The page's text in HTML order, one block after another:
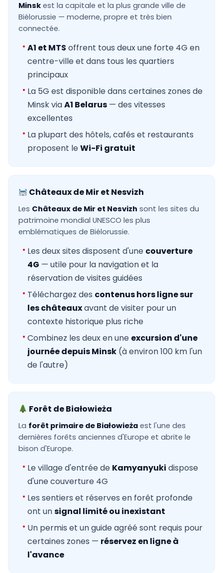
Minsk est la capitale et la plus grande ville de
Biélorussie — moderne, propre et très bien
connectée.
A1 et MTS offrent tous deux une forte 4G en
centre-ville et dans tous les quartiers
principaux
La 5G est disponible dans certaines zones de
Minsk viaA1 Belarus — des vitesses
excellentes
La plupart des hôtels, cafés et restaurants
proposent leWi-Fi gratuit
Châteaux de Mir et Nesvizh
Les Châteaux de Mir et Nesvizh sont les sites du
patrimoine mondial UNESCO les plus
emblématiques de Biélorussie.
Les deux sites disposent d'une couverture
4G — utile pour la navigation et la
réservation de visites guidées
Téléchargez des contenus hors ligne sur
les châteauxavant de visiter pour un
contexte historique plus riche
Combinez les deux en une excursion d'une
journée depuis Minsk (à environ 100 km l'un
de l'autre)
Forêt de Białowieża
La forêt primaire de Białowieża est l'une des
dernières forêts anciennes d'Europe et abrite le
bison d'Europe.
Le village d'entrée de Kamyanyuki dispose
d'une couverture 4G
Les sentiers et réserves en forêt profonde
ont unsignal limité ou inexistant
Un permis et un guide agréé sont requis pour
certaines zones — réservez en ligne à
l'avance